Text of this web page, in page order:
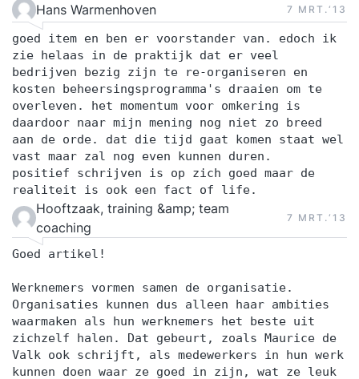
Hans Warmenhoven 7 MRT.‘13
goed item en ben er voorstander van. edoch ik
zie helaas in de praktijk dat er veel
bedrijven bezig zijn te re-organiseren en
kosten beheersingsprogramma's draaien om te
overleven. het momentum voor omkering is
daardoor naar mijn mening nog niet zo breed
aan de orde. dat die tijd gaat komen staat wel
vast maar zal nog even kunnen duren.
positief schrijven is op zich goed maar de
realiteit is ook een fact of life.
Hooftzaak, training &amp; team
coaching
7 MRT.‘13
Goed artikel!
Werknemers vormen samen de organisatie.
Organisaties kunnen dus alleen haar ambities
waarmaken als hun werknemers het beste uit
zichzelf halen. Dat gebeurt, zoals Maurice de
Valk ook schrijft, als medewerkers in hun werk
kunnen doen waar ze goed in zijn, wat ze leuk